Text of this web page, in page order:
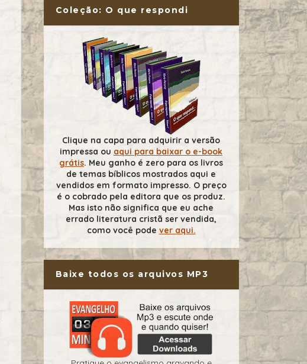
Coleção: O que respondi
Clique na capa para adquirir a versão
impressa ou aqui para baixar o e-book
grátis. Meu ganho é zero para os livros
de temas bíblicos mostrados aqui e
vendidos em formato impresso. O preço
é o cobrado pela editora que os produz.
Mas isto não significa que eu ache
errado literatura cristã ser vendida,
como você pode ver aqui.
Baixe todos os arquivos MP3